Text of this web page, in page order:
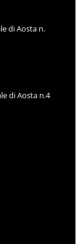
di Aosta n.
di Aosta n.4